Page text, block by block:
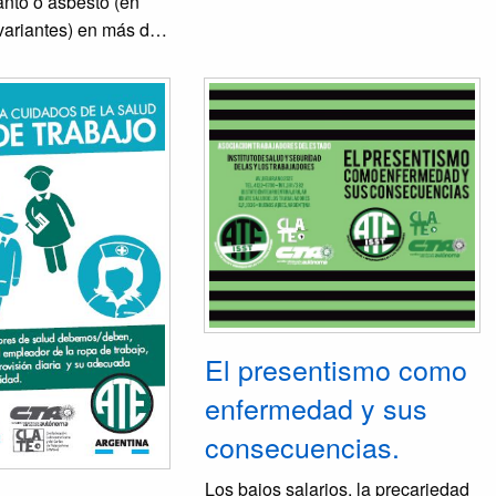
en más de
aparecieron
claros de
por
POR
bien no se han
de detección y
mucho
en
seguimiento médico
que hemos
al asbesto en
formas en que se
que se
lo legal, ya que en
se reconocen las
El presentismo como
enfermedad y sus
consecuencias.
Los bajos salarios, la precariedad